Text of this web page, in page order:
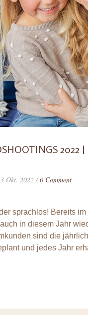
2022
Okt. 2022 /0 Comment
sprachlos! Bereits
in diesem Jahr
sind die
und jedes Jahr